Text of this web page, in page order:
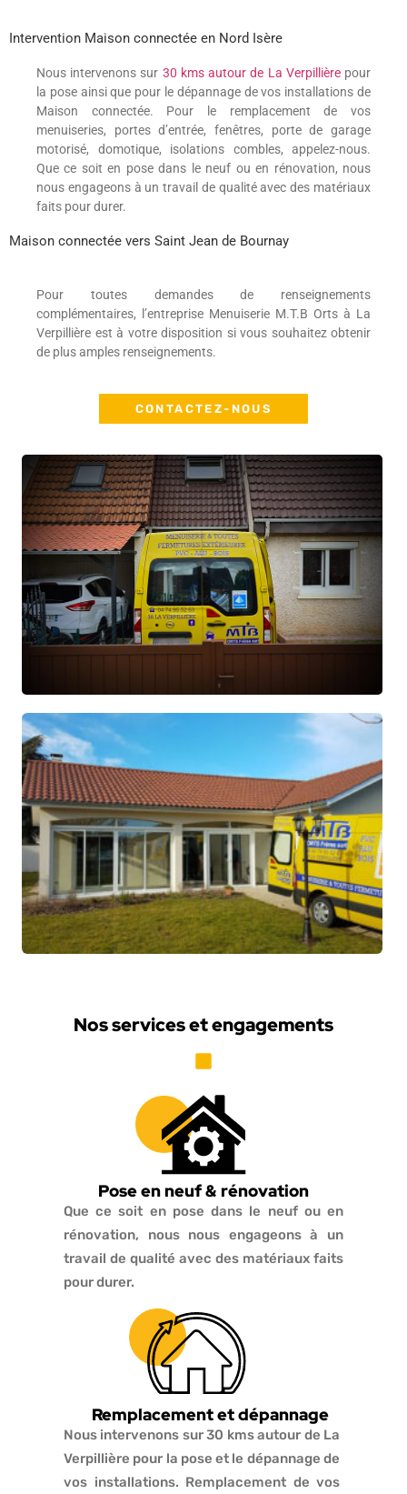
Intervention Maison connectée en Nord Isère
Nous intervenons sur 30 kms autour de La Verpillièrepour
la pose ainsi que pour le dépannage de vos installations de
Maison connectée. Pour le remplacement de vos
menuiseries, portes d’entrée, fenêtres, porte de garage
motorisé, domotique, isolations combles, appelez-nous.
Que ce soit en pose dans le neuf ou en rénovation, nous
nous engageons à un travail de qualité avec des matériaux
faits pour durer.
Maison connectée vers Saint Jean de Bournay
Pour toutes demandes de renseignements
complémentaires, l’entreprise Menuiserie M.T.B Orts à La
Verpillière est à votre disposition si vous souhaitez obtenir
de plus amples renseignements.
CONTACTEZ-NOUS
Nos services et engagements
Pose en neuf & rénovation
Que ce soit en pose dans le neuf ou en
rénovation, nous nous engageons à un
travail de qualité avec des matériaux faits
pour durer.
Remplacement et dépannage
Nous intervenons sur 30 kms autour de La
Verpillière pour la pose et le dépannage de
vos installations. Remplacement de vos